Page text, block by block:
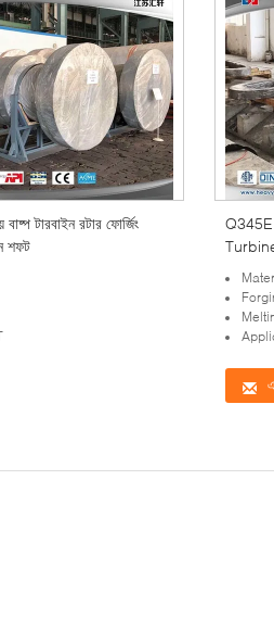
টারবাইন রটার ফোর্জিং
শফট
Frame